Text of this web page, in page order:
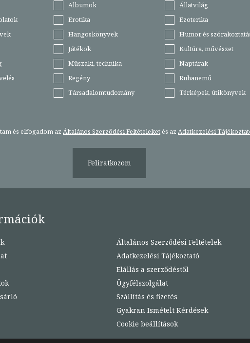
Albumok Állatvilág
Erotika Ezoterika
Hangoskönyvek Humor és
Játékok
Kultúra, művészet
Műszaki, technika Naptárak
Regény Ruhanemű
Társadalomtudomány
Térképek, útikönyvek
és elfogadom az Általános Szerződési Feltételeketés az Adatkezelési
Feliratkozom
Általános Szerződési Feltételek
Adatkezelési Tájékoztató
Elállás a szerződéstől
Ügyfélszolgálat
Szállítás és fizetés
Gyakran Ismételt Kérdések
Cookie beállítások